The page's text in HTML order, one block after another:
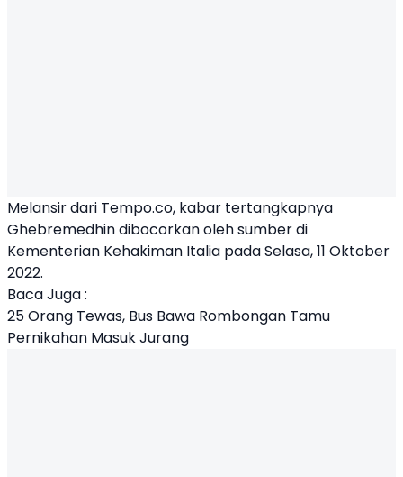
Melansir dari Tempo.co, kabar tertangkapnya
Ghebremedhin dibocorkan oleh sumber di
Kementerian Kehakiman Italia pada Selasa, 11 Oktober
2022.
Baca Juga :
25 Orang Tewas, Bus Bawa Rombongan Tamu
Pernikahan Masuk Jurang